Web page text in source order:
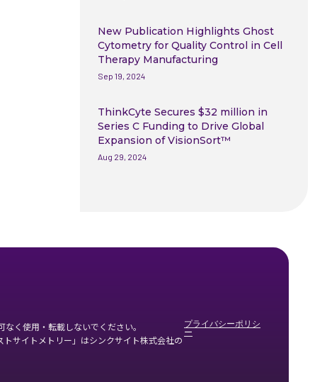
New Publication Highlights Ghost
Cytometry for Quality Control in Cell
Therapy Manufacturing
Sep 19, 2024
ThinkCyte Secures $32 million in
Series C Funding to Drive Global
Expansion of VisionSort™
Aug 29, 2024
く使用・転載しないでください。
トサイトメトリー」はシンクサイト株式会社の
プライバシーポリシ
ー